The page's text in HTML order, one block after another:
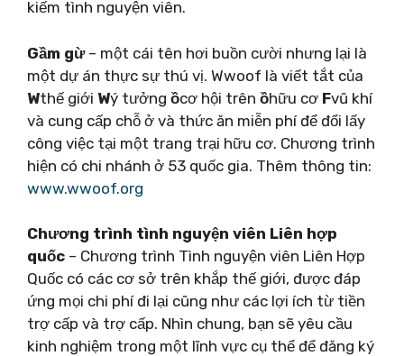
kiếm tình nguyện viên.
Gầm gừ– một cái tên hơi buồn cười nhưng lại là
một dự án thực sự thú vị. Wwoof là viết tắt của
Wthế giới Wý tưởng ồcơ hội trên ồhữu cơ Fvũ khí
và cung cấp chỗ ở và thức ăn miễn phí để đổi lấy
công việc tại một trang trại hữu cơ. Chương trình
hiện có chi nhánh ở 53 quốc gia. Thêm thông tin:
www.wwoof.org
Chương trình tình nguyện viên Liên hợp
quốc – Chương trình Tình nguyện viên Liên Hợp
Quốc có các cơ sở trên khắp thế giới, được đáp
ứng mọi chi phí đi lại cũng như các lợi ích từ tiền
trợ cấp và trợ cấp. Nhìn chung, bạn sẽ yêu cầu
kinh nghiệm trong một lĩnh vực cụ thể để đăng ký